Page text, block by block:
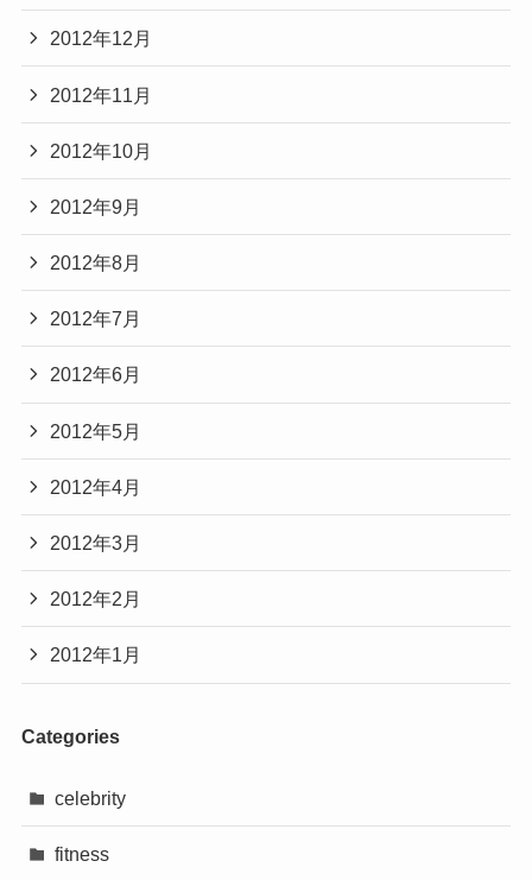
2012年12月
2012年11月
2012年10月
2012年9月
2012年8月
2012年7月
2012年6月
2012年5月
2012年4月
2012年3月
2012年2月
2012年1月
Categories
celebrity
fitness